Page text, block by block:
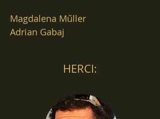
Magdalena Műller
Adrian Gabaj
HERCI: